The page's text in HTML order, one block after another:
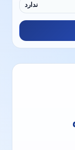
ندارد